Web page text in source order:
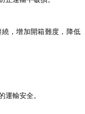
，增加開箱難度，降低
運輸安全。